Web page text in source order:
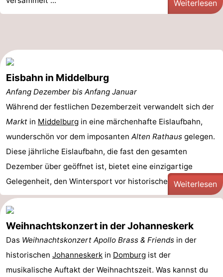
Weiterlesen
Eisbahn in Middelburg
Anfang Dezember bis Anfang Januar
Während der festlichen Dezemberzeit verwandelt sich der
Markt in Middelburg in eine märchenhafte Eislaufbahn,
wunderschön vor dem imposanten Alten Rathaus gelegen.
Diese jährliche Eislaufbahn, die fast den gesamten
Dezember über geöffnet ist, bietet eine einzigartige
Gelegenheit, den Wintersport vor historischer ...Weiterlesen
Weihnachtskonzert in der Johanneskerk
Das Weihnachtskonzert Apollo Brass & Friends in der
historischen Johanneskerk in Domburg ist der
musikalische Auftakt der Weihnachtszeit. Was kannst du